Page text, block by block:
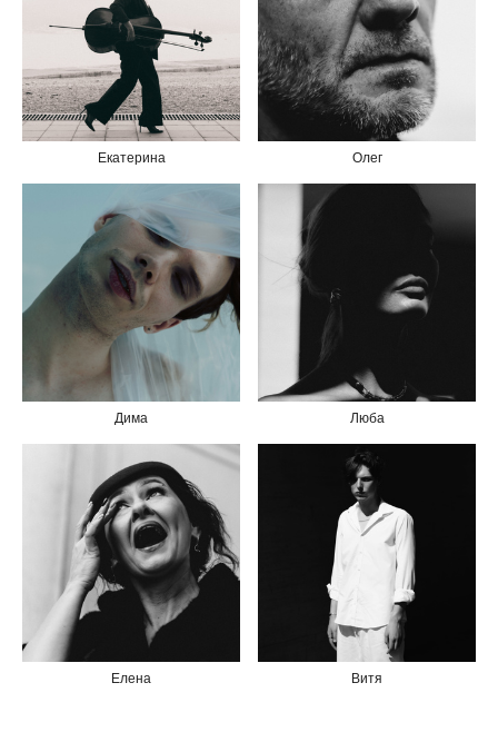
Екатерина Олег
Дима Люба
Елена Витя